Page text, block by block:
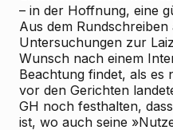
– in der Hoffnung, eine
Aus dem
Untersuchungen zur
Wunsch nach einem
Beachtung findet, als es
vor den Gerichten
GH noch festhalten,
ist, wo auch seine